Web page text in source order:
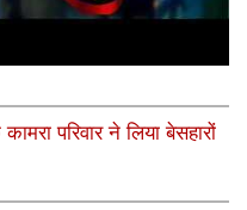
परिवार ने लिया बेसहारों